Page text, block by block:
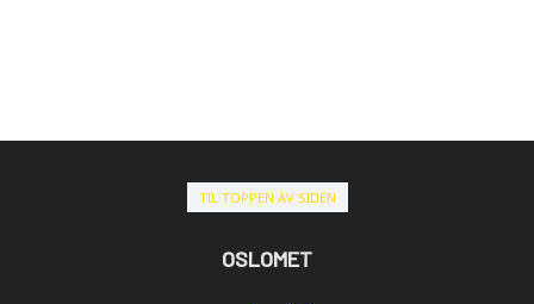
TIL TOPPEN AV SIDEN
OSLOMET